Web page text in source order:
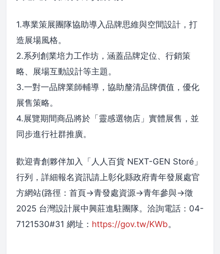
1.專業策展團隊協助導入品牌思維與空間設計，打
造展場風格。
2.系列創業培力工作坊，涵蓋品牌定位、行銷策
略、展場互動設計等主題。
3.一對一品牌業師輔導，協助釐清品牌價值，優化
展售策略。
4.展覽期間商品將於「靈感選物店」實體展售，並
同步進行社群推廣。
歡迎青創夥伴加入「人人百貨 NEXT-GEN Storé」
行列，詳細報名資訊請上彰化縣政府青年發展處官
方網站(路徑：首頁→青發處資源→青年參與→徵
2025 台灣設計展中興莊進駐團隊。洽詢電話：04-
7121530#31 網址： https://gov.tw/KWb。